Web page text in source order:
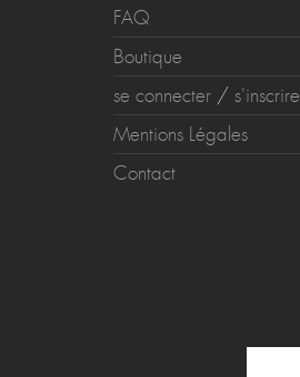
FAQ
Boutique
se connecter / s'inscrire
Mentions Légales
Contact